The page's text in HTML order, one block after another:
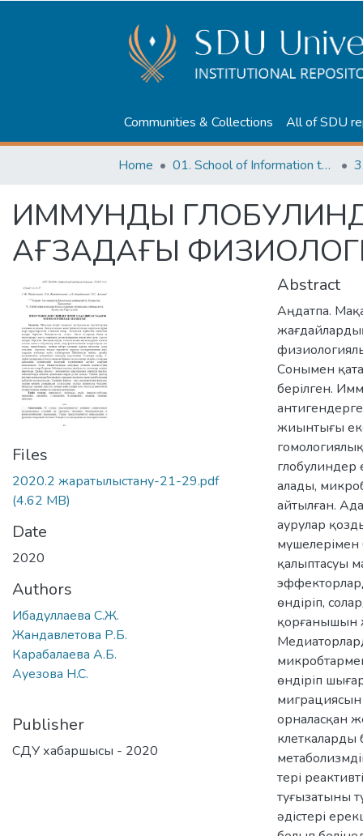
Communities & Collections All of SDU
Home 01. School of Information technologies and Applied mathematics
ИММУНДЫ
АҒЗАДАҒЫ
Files
2020.2 жаратылыстану-21-29.pdf
(4.62 MB)
Date
2020
Authors
Ибадуллаева С.Ж.
Жандавлетова Р.Б.
Карабалаева А.Б.
Ауезова H.C.
Publisher
СДУ хабаршысы - 2020
Abstract
Аңдатпа.
Сонымен
берілген.
жиынтығы
глобулиндер
алады,
айтылған.
аурулар
қалыптасуы
өндіріп,
қорғанышын
өндіріп
миграциясын
орналасқан
клеткаларды
тері
туғызатыны
әдістері